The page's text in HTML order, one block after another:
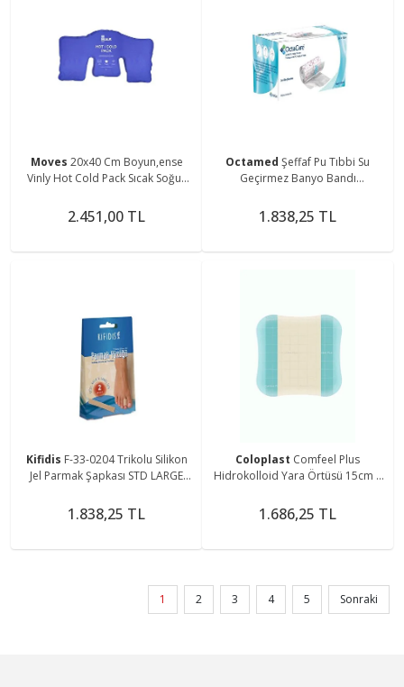
Moves 20x40 Cm Boyun,ense
Vinly Hot Cold Pack Sıcak Soğuk
2.451,00 TL
Octamed Şeffaf Pu Tıbbi Su
Geçirmez Banyo Bandı
1.838,25 TL
Kifidis F-33-0204 Trikolu Silikon
Jel Parmak Şapkası STD LARGE
1.838,25 TL
Coloplast Comfeel Plus
Hidrokolloid Yara Örtüsü 15cm X
1.686,25 TL
1 2 3 4 5 Sonraki